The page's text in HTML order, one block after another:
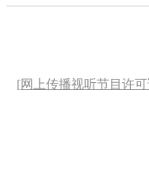
[网上传播视听节目许可